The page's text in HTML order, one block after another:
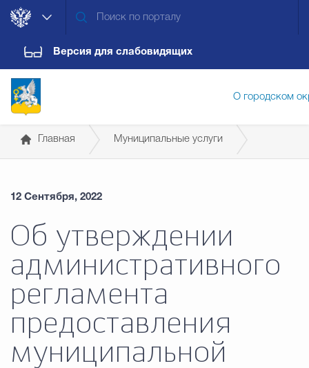
Версия для слабовидящих
О городском
Новости Обращения граждан
Муниципальная
Главная Муниципальные услуги
градостроительства
2.3.
12 Сентября, 2022
Об утверждении
административного
регламента
предоставления
муниципальной